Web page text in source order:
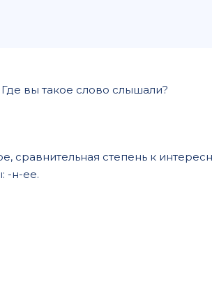
вы такое слово слышали?
сравнительная степень к
-н-ее.